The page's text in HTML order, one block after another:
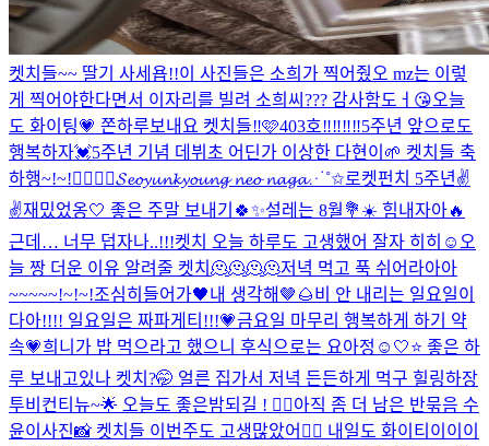
켓치들~~ 딸기 사세욥!!이 사진들은 소희가 찍어줬오 mz는 이렇
게 찍어야한다면서 이자리를 빌려 소희씨??? 감사함도ㅓ😘오늘
도 화이팅💗 쫀하루보내요 켓치들‼️🩷403호‼️‼️‼️‼️5주년 앞으로도
행복하자💓5주년 기념 데뷔초 어딘가 이상한 다현이🌱 켓치들 축
하행~!~!❤️‍🔥❤️‍🔥𝓢𝓮𝓸𝔂𝓾𝓷𝓴𝔂𝓸𝓾𝓷𝓰 𝓷𝓮𝓸 𝓷𝓪𝓰𝓪⋰˚✩로켓펀치 5주년✌️
✌️재밌었옹🤍 좋은 주말 보내기🍀✨설레는 8월💐☀️ 힘내자아🔥
근데… 너무 덥자나..!!!켓치 오늘 하루도 고생했어 잘자 히히☺ 오
늘 짱 더운 이유 알려줄 켓치🫠🫠🫠🫠저녁 먹고 푹 쉬어라아아
~~~~~!~!~!조심히들어가🖤내 생각해🤎🌰비 안 내리는 일요일이
다아!!!! 일요일은 짜파게티!!!💗금요일 마무리 행복하게 하기 약
속💗희니가 밥 먹으라고 했으니 후식으로는 요아정☺️ 🤍⭐️ 좋은 하
루 보내고있나 켓치?🤭 얼른 집가서 저녁 든든하게 먹구 힐링하장
투비컨티뉴~🌟 오늘도 좋은밤되길 ! ❤️‍🔥아직 좀 더 남은 반묶음 수
윤이사진📸 켓치들 이번주도 고생많았어❤️‍🔥 내일도 화이티이이이